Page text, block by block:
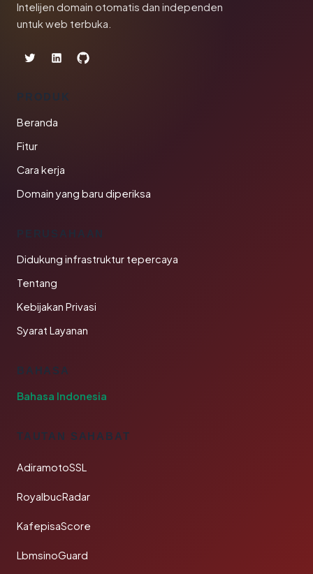
Intelijen domain otomatis dan independen
untuk web terbuka.
PRODUK
Beranda
Fitur
Cara kerja
Domain yang baru diperiksa
PERUSAHAAN
Didukung infrastruktur tepercaya
Tentang
Kebijakan Privasi
Syarat Layanan
BAHASA
Bahasa Indonesia
TAUTAN SAHABAT
AdiramotoSSL
RoyalbucRadar
KafepisaScore
LbmsinoGuard